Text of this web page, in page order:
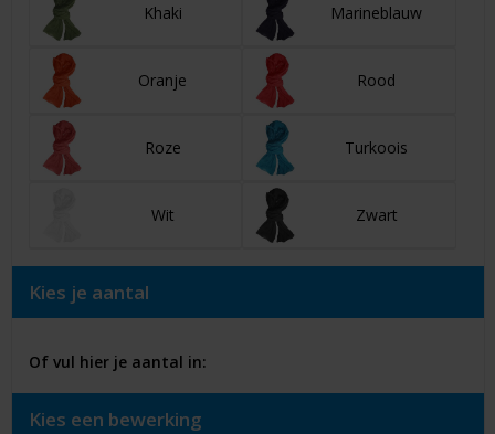
Khaki Marineblauw
Oranje Rood
Roze Turkoois
Wit Zwart
Kies je aantal
Of vul hier je aantal in:
Kies een bewerking